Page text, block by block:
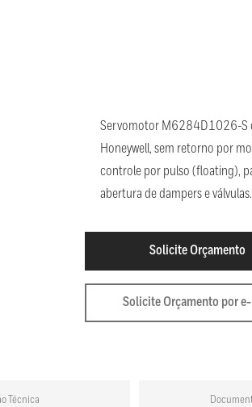
Servomotor M6284D1026-S
Honeywell, sem retorno por
controle por pulso (floating),
abertura de dampers e válvulas.
Solicite Orçamento
Solicite Orçamento por
Técnica